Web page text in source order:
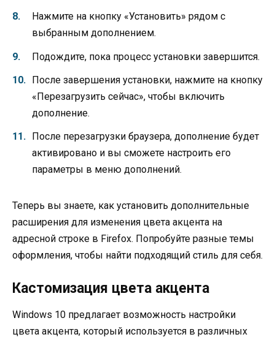
Нажмите на кнопку «Установить» рядом с
выбранным дополнением.
Подождите, пока процесс установки завершится.
После завершения установки, нажмите на кнопку
«Перезагрузить сейчас», чтобы включить
дополнение.
После перезагрузки браузера, дополнение будет
активировано и вы сможете настроить его
параметры в меню дополнений.
Теперь вы знаете, как установить дополнительные
расширения для изменения цвета акцента на
адресной строке в Firefox. Попробуйте разные темы
оформления, чтобы найти подходящий стиль для себя.
Кастомизация цвета акцента
Windows 10 предлагает возможность настройки
цвета акцента, который используется в различных